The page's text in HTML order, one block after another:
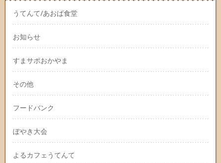
うてんて/あおば食堂
お知らせ
すまサポおかやま
その他
フードバンク
ぼやき大会
よるカフェうてんて